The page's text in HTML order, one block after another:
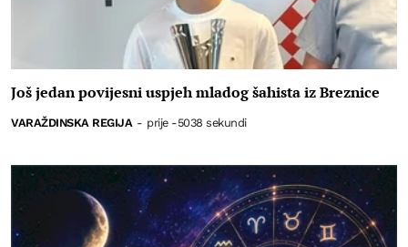
Još jedan povijesni uspjeh mladog šahista iz Breznice
VARAŽDINSKA REGIJA - prije -5038 sekundi